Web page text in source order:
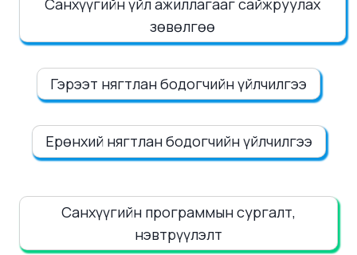
зөвөлгөө
Гэрээт нягтлан бодогчийн үйлчилгээ
Ерөнхий нягтлан бодогчийн үйлчилгээ
Санхүүгийн программын сургалт,
нэвтрүүлэлт